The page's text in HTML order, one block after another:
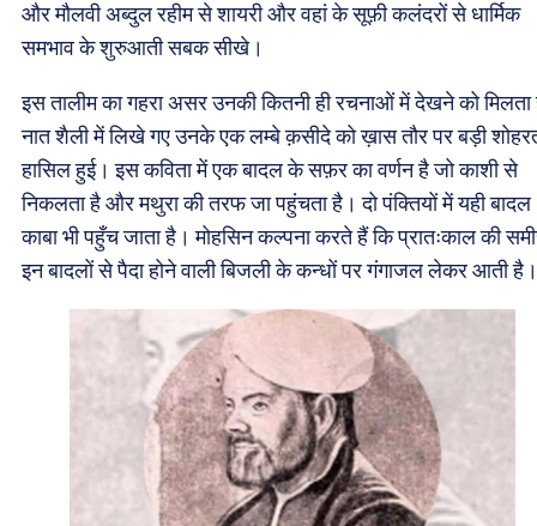
और मौलवी अब्दुल रहीम से शायरी और वहां के सूफ़ी कलंदरों से धार्मिक
समभाव के शुरुआती सबक सीखे।
इस तालीम का गहरा असर उनकी कितनी ही रचनाओं में देखने को
नात शैली में लिखे गए उनके एक लम्बे क़सीदे को ख़ास तौर पर बड़ी
हासिल हुई। इस कविता में एक बादल के सफ़र का वर्णन है जो काशी से
निकलता है और मथुरा की तरफ जा पहुंचता है। दो पंक्तियों में यही बादल
काबा भी पहुँच जाता है। मोहसिन कल्पना करते हैं कि प्रातःकाल की
इन बादलों से पैदा होने वाली बिजली के कन्धों पर गंगाजल लेकर आती है।